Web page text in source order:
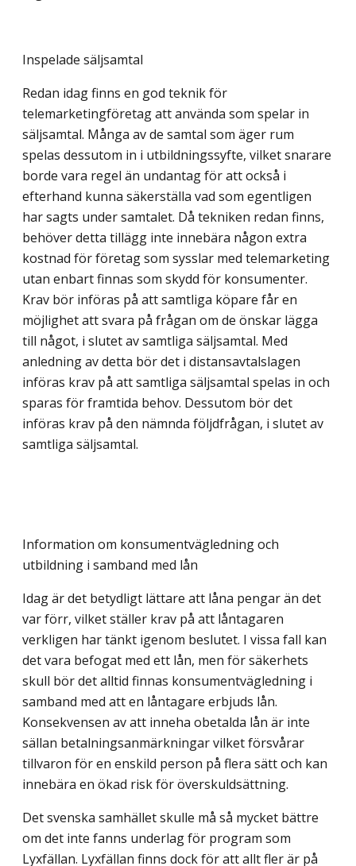
Inspelade säljsamtal
Redan idag finns en god teknik för
telemarketingföretag att använda som spelar in
säljsamtal. Många av de samtal som äger rum
spelas dessutom in i utbildningssyfte, vilket snarare
borde vara regel än undantag för att också i
efterhand kunna säkerställa vad som egentligen
har sagts under samtalet. Då tekniken redan finns,
behöver detta tillägg inte innebära någon extra
kostnad för företag som sysslar med telemarketing
utan enbart finnas som skydd för konsumenter.
Krav bör införas på att samtliga köpare får en
möjlighet att svara på frågan om de önskar lägga
till något, i slutet av samtliga säljsamtal. Med
anledning av detta bör det i distansavtalslagen
införas krav på att samtliga säljsamtal spelas in och
sparas för framtida behov. Dessutom bör det
införas krav på den nämnda följdfrågan, i slutet av
samtliga säljsamtal.
Information om konsumentvägledning och
utbildning i samband med lån
Idag är det betydligt lättare att låna pengar än det
var förr, vilket ställer krav på att låntagaren
verkligen har tänkt igenom beslutet. I vissa fall kan
det vara befogat med ett lån, men för säkerhets
skull bör det alltid finnas konsumentvägledning i
samband med att en låntagare erbjuds lån.
Konsekvensen av att inneha obetalda lån är inte
sällan betalningsanmärkningar vilket försvårar
tillvaron för en enskild person på flera sätt och kan
innebära en ökad risk för överskuldsättning.
Det svenska samhället skulle må så mycket bättre
om det inte fanns underlag för program som
Lyxfällan. Lyxfällan finns dock för att allt fler är på